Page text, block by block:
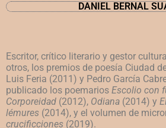
DANIEL BERNAL
Escritor, crítico literario y gestor
otros, los premios de poesía Ciudad
Luis Feria (2011) y Pedro García
publicado los poemarios Escolio con
Corporeidad (2012), Odiana (2014) y
lémures (2014), y el volumen de
crucificciones (2019).